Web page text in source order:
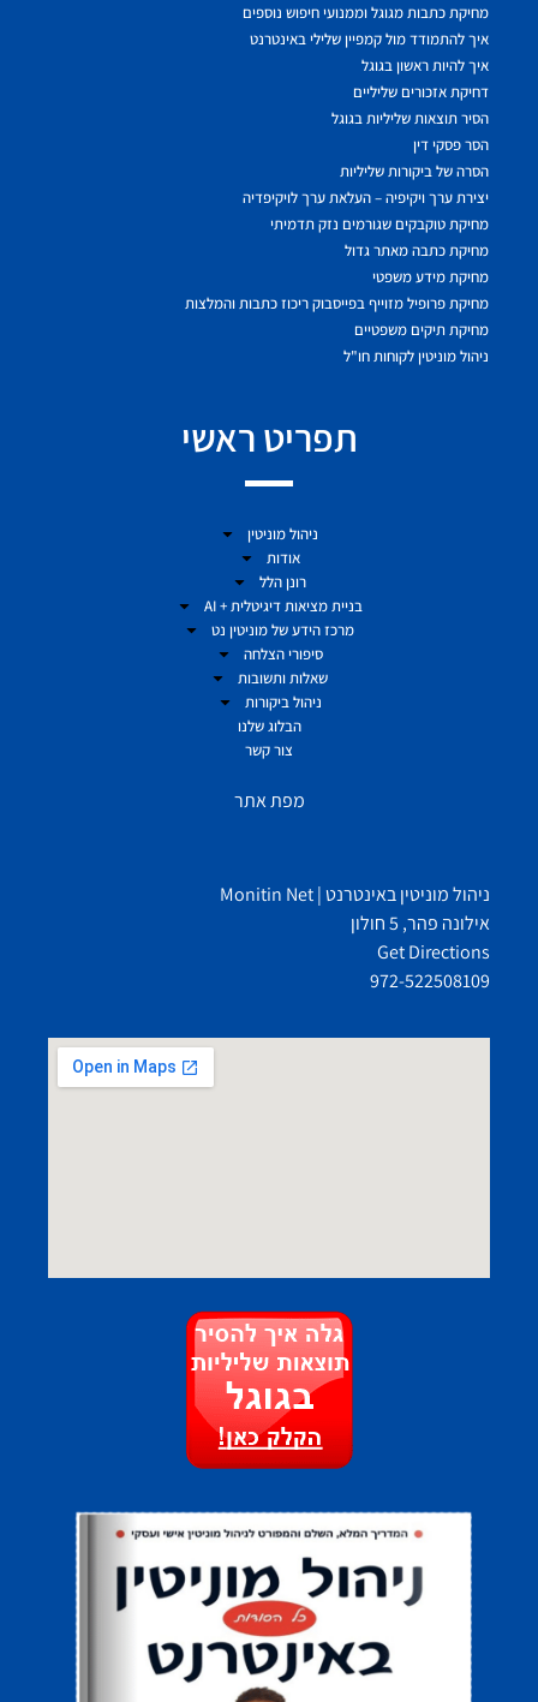
מחיקת כתבות מגוגל וממנועי חיפוש נוספים
איך להתמודד מול קמפיין שלילי באינטרנט
איך להיות ראשון בגוגל
דחיקת אזכורים שליליים
הסיר תוצאות שליליות בגוגל
הסר פסקי דין
הסרה של ביקורות שליליות
יצירת ערך ויקיפיה – העלאת ערך לויקיפדיה
מחיקת טוקבקים שגורמים נזק תדמיתי
מחיקת כתבה מאתר גדול
מחיקת מידע משפטי
מחיקת פרופיל מזוייף בפייסבוק ריכוז כתבות והמלצות
מחיקת תיקים משפטיים
ניהול מוניטין לקוחות חו"ל
תפריט ראשי
ניהול מוניטין
אודות
רונן הלל
בניית מציאות דיגיטלית + AI
מרכז הידע של מוניטין נט
סיפורי הצלחה
שאלות ותשובות
ניהול ביקורות
הבלוג שלנו
צור קשר
מפת אתר
ניהול מוניטין באינטרנט | Monitin Net
אילונה פהר, 5 חולון
Get Directions
972-522508109